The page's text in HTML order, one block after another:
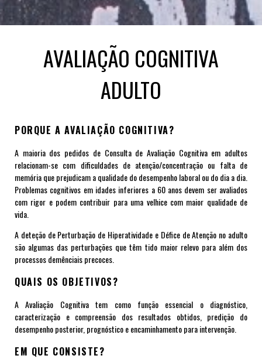
AVALIAÇÃO COGNITIVA
ADULTO
PORQUE A AVALIAÇÃO COGNITIVA?
A maioria dos pedidos de Consulta de Avaliação Cognitiva em adultos
relacionam-se com dificuldades de atenção/concentração ou falta de
memória que prejudicam a qualidade do desempenho laboral ou do dia a dia.
Problemas cognitivos em idades inferiores a 60 anos devem ser avaliados
com rigor e podem contribuir para uma velhice com maior qualidade de
vida.
A deteção de Perturbação de Hiperatividade e Défice de Atenção no adulto
são algumas das perturbações que têm tido maior relevo para além dos
processos demênciais precoces.
QUAIS OS OBJETIVOS?
A Avaliação Cognitiva tem como função essencial o diagnóstico,
caracterização e compreensão dos resultados obtidos, predição do
desempenho posterior, prognóstico e encaminhamento para intervenção.
EM QUE CONSISTE?